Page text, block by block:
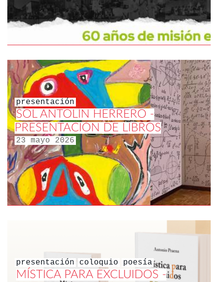
presentación
SOL ANTOLÍN HERRERO -
PRESENTACIÓN DE LIBROS
23 mayo 2026
presentación coloquio poesía
MÍSTICA PARA EXCLUIDOS -